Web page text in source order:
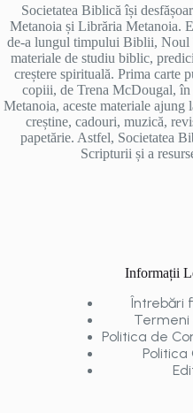
Societatea Biblică își
Metanoia și Librăria Metanoia.
de-a lungul timpului Biblii, Noul
materiale de studiu biblic,
creștere spirituală. Prima carte
copiii, de Trena McDougal,
Metanoia, aceste materiale
creștine, cadouri, muzică,
papetărie. Astfel, Societatea
Scripturii și a
Informații
Întrebări
Termeni
Politica de
Politica